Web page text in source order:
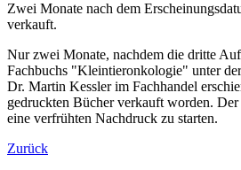
Zwei Monate nach dem
verkauft.
Nur zwei Monate, nachdem die dritte
Fachbuchs "Kleintieronkologie" unter
Dr. Martin Kessler im Fachhandel
gedruckten Bücher verkauft worden. Der
eine verfrühten Nachdruck zu starten.
Zurück